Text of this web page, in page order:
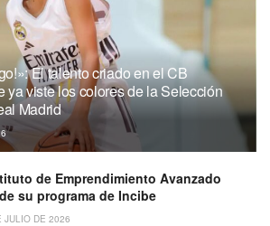
El talento criado en el CB
ya viste los colores de la Selección
Madrid
de Emprendimiento Avanzado
su programa de Incibe
JULIO DE 2026